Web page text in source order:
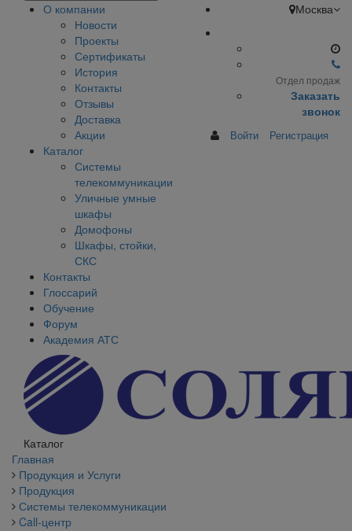
О компании
Новости
Проекты
Сертификаты
История
Контакты
Отзывы
Доставка
Акции
Каталог
Системы
телекоммуникации
Уличные умные
шкафы
Домофоны
Шкафы, стойки,
СКС
Контакты
Глоссарий
Обучение
Форум
Академия АТС
Москва
Отдел продаж
Заказать
звонок
Войти Регистрация
Каталог
Главная
Продукция и Услуги
Продукция
Системы телекоммуникации
Call-центр